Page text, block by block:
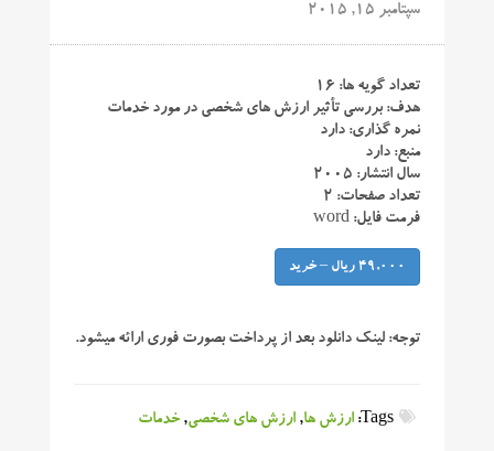
سپتامبر 15, 2015
تعداد گویه ها: ۱۶
هدف: بررسی تأثیر ارزش های شخصی در مورد خدمات
نمره گذاری: دارد
منبع: دارد
سال انتشار: ۲۰۰۵
تعداد صفحات: ۲
فرمت فایل: word
49,000 ریال – خرید
توجه: لینک دانلود بعد از پرداخت بصورت فوری ارائه میشود.
Tags: ارزش ها,ارزش های شخصی,خدمات